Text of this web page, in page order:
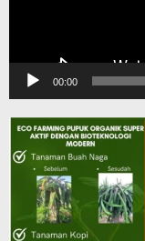
00:00